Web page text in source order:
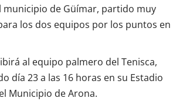
municipio de Güímar, partido muy
los dos equipos por los puntos en
al equipo palmero del Tenisca,
día 23 a las 16 horas en su Estadio
Municipio de Arona.